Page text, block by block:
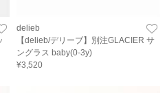
delieb
【delieb/デリーブ】別注GLACIER サ
ングラス baby(0-3y)
¥3,520